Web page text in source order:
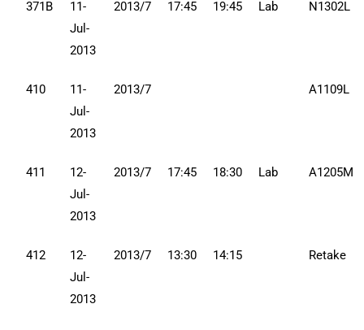
371B
11-
Jul-
2013
2013/7 17:45 19:45 Lab N1302L
410
11-
Jul-
2013
2013/7 A1109L
411
12-
Jul-
2013
2013/7 17:45 18:30 Lab A1205M
412
12-
Jul-
2013
2013/7 13:30 14:15 Retake